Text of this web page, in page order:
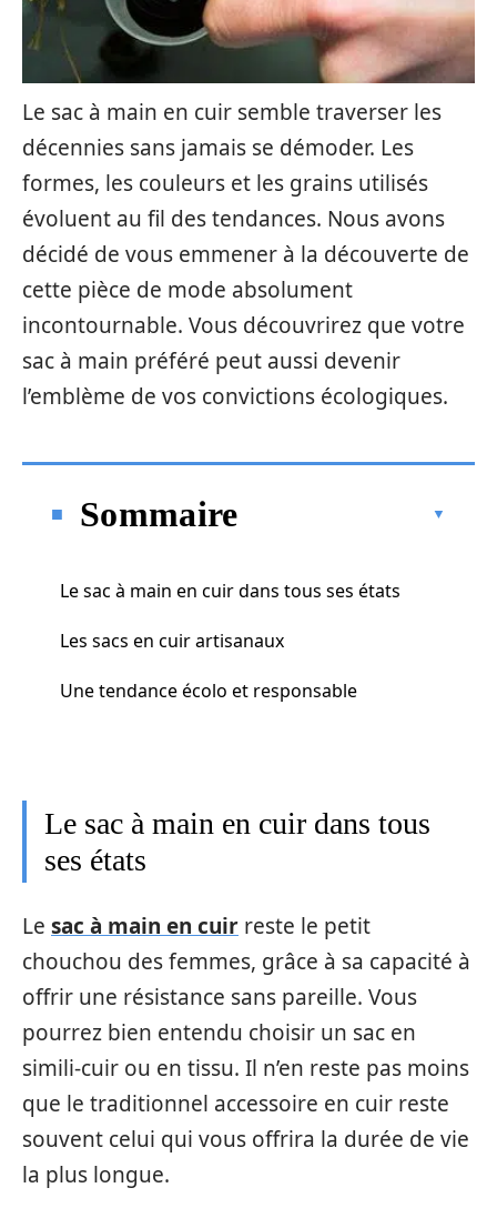
Le sac à main en cuir semble traverser les
décennies sans jamais se démoder. Les
formes, les couleurs et les grains utilisés
évoluent au fil des tendances. Nous avons
décidé de vous emmener à la découverte de
cette pièce de mode absolument
incontournable. Vous découvrirez que votre
sac à main préféré peut aussi devenir
l’emblème de vos convictions écologiques.
Sommaire
Le sac à main en cuir dans tous ses états
Les sacs en cuir artisanaux
Une tendance écolo et responsable
Le sac à main en cuir dans tous
ses états
Le sac à main en cuir reste le petit
chouchou des femmes, grâce à sa capacité à
offrir une résistance sans pareille. Vous
pourrez bien entendu choisir un sac en
simili-cuir ou en tissu. Il n’en reste pas moins
que le traditionnel accessoire en cuir reste
souvent celui qui vous offrira la durée de vie
la plus longue.